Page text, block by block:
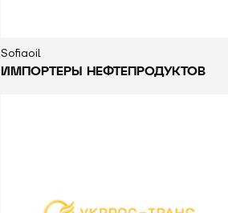
Sofiaoil
ИМПОРТЕРЫ НЕФТЕПРОДУКТОВ